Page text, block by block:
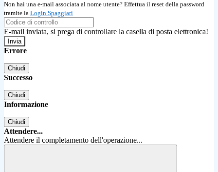
Non hai una e-mail associata al nome utente? Effettua il reset della password
tramite la Login Spaggiari
E-mail inviata, si prega di controllare la casella di posta elettronica!
Errore
Chiudi
Successo
Chiudi
Informazione
Chiudi
Attendere...
Attendere il completamento dell'operazione...